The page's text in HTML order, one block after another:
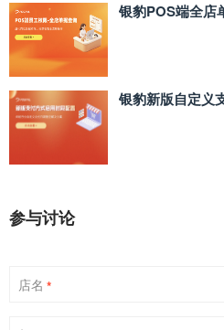
银豹POS端全店
银豹新版自定义
参与讨论
店名 *